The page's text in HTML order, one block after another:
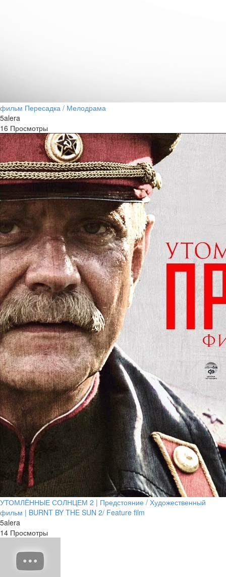
фильм Пересадка / Мелодрама
5alera
16 Просмотры
УТОМЛЁННЫЕ СОЛНЦЕМ 2 | Предстояние / Художественный
фильм | BURNT BY THE SUN 2/ Feature film
5alera
14 Просмотры